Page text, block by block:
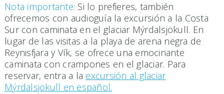
Nota importante: Si lo prefieres, también
ofrecemos con audioguía la excursión a la Costa
Sur con caminata en el glaciar Mýrdalsjökull. En
lugar de las visitas a la playa de arena negra de
Reynisfjara y Vík, se ofrece una emocinante
caminata con crampones en el glaciar. Para
reservar, entra a la excursión al glaciar
Mýrdalsjökull en español.